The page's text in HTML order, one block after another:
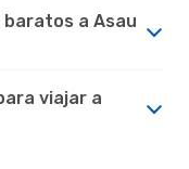
a Asau
viajar a